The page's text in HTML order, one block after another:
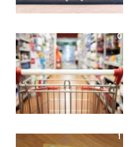
0
1